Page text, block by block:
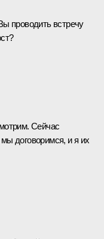
проводить встречу
Сейчас
договоримся, и я их